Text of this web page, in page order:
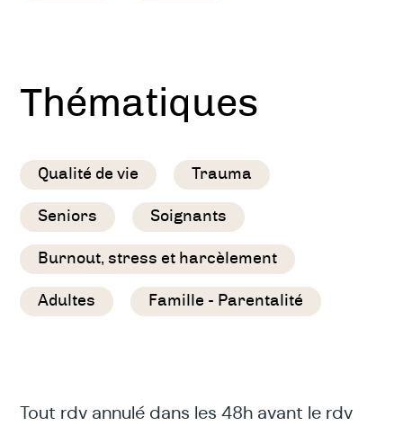
Thématiques
Qualité de vie Trauma
Seniors Soignants
Burnout, stress et harcèlement
Adultes Famille - Parentalité
Tout rdv annulé dans les 48h avant le rdv